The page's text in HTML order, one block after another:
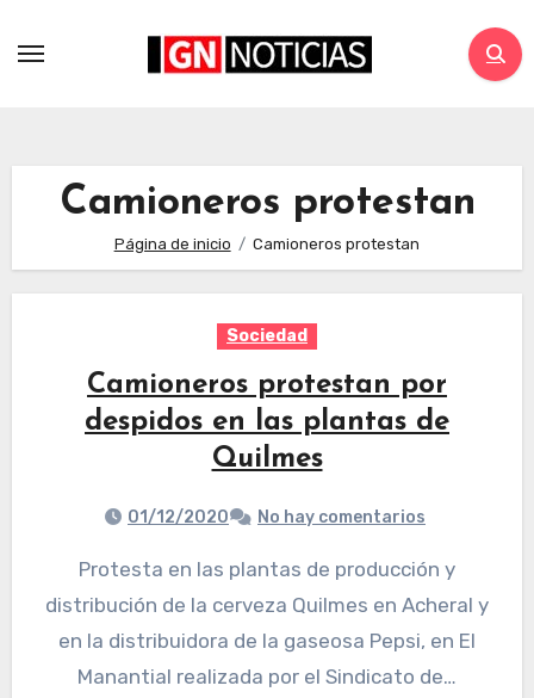
Camioneros protestan
Página de inicio Camioneros protestan
Sociedad
Camioneros protestan por
despidos en las plantas de
Quilmes
01/12/2020 No hay comentarios
Protesta en las plantas de producción y
distribución de la cerveza Quilmes en Acheral y
en la distribuidora de la gaseosa Pepsi, en El
Manantial realizada por el Sindicato de…